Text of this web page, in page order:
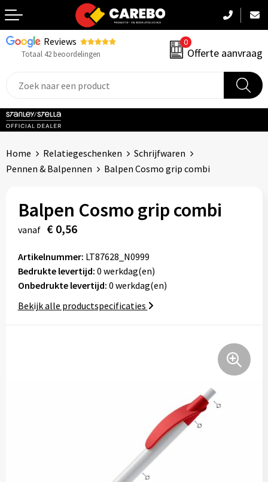
Reviews
Totaal 42 beoordelingen
0
Offerte aanvraag
Terug
Sportkleding
Handdoeken & Dekens
Relatiegeschenken
Home Relatiegeschenken
Schrijfwaren
Pennen & Balpennen
Balpen Cosmo grip combi
Balpen Cosmo grip combi
vanaf € 0,56
Artikelnummer: LT87628_N0999
Bedrukte levertijd: 0 werkdag(en)
Onbedrukte levertijd: 0 werkdag(en)
Bekijk alle productspecificaties